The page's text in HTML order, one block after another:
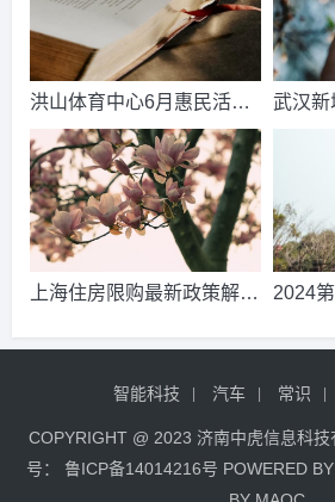
洪山体育中心6月惠民活动
一览知识解答
武汉新
上海住房限购最新政策解读
2024
智能科技 汽车 常识
COPYRIGHT @ 2023 济南中虎信息科
号： 鲁ICP备14014216号 POWERED BY